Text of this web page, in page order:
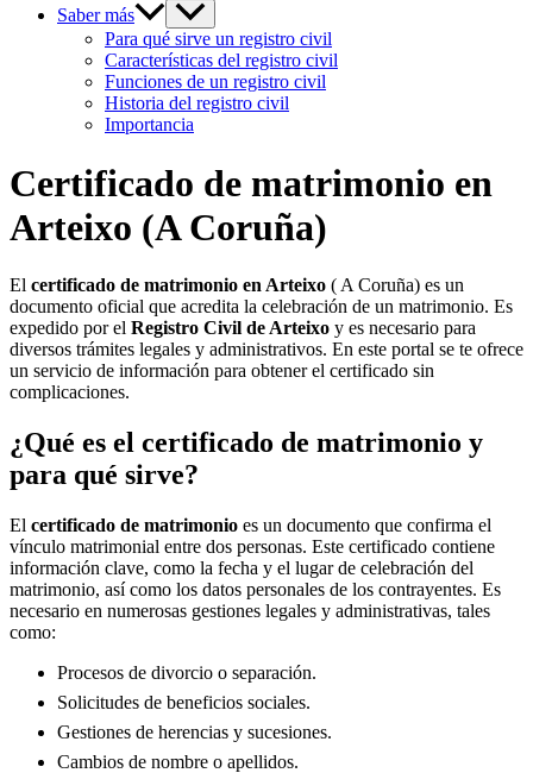
Saber más
Para qué sirve un registro civil
Características del registro civil
Funciones de un registro civil
Historia del registro civil
Importancia
Certificado de matrimonio en
Arteixo (A Coruña)
El certificado de matrimonio en Arteixo ( A Coruña) es un
documento oficial que acredita la celebración de un matrimonio. Es
expedido por el Registro Civil de Arteixo y es necesario para
diversos trámites legales y administrativos. En este portal se te ofrece
un servicio de información para obtener el certificado sin
complicaciones.
¿Qué es el certificado de matrimonio y
para qué sirve?
El certificado de matrimonio es un documento que confirma el
vínculo matrimonial entre dos personas. Este certificado contiene
información clave, como la fecha y el lugar de celebración del
matrimonio, así como los datos personales de los contrayentes. Es
necesario en numerosas gestiones legales y administrativas, tales
como:
Procesos de divorcio o separación.
Solicitudes de beneficios sociales.
Gestiones de herencias y sucesiones.
Cambios de nombre o apellidos.